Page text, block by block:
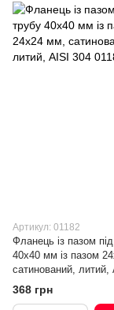
Артикул: 01182
Фланець із пазом
40х40 мм із пазом
сатинований, литий,
368 грн